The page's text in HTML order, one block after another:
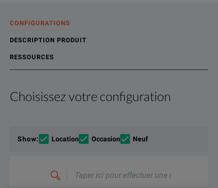
CONFIGURATIONS
DESCRIPTION PRODUIT
RESSOURCES
Choisissez votre configuration
Show: Location Occasion Neuf
pour
Description produit
Ressources